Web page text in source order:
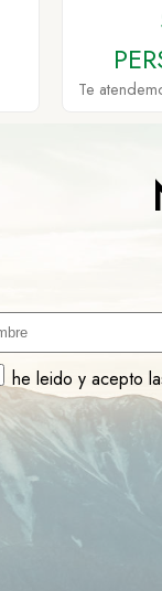
Te
he leido y acepto